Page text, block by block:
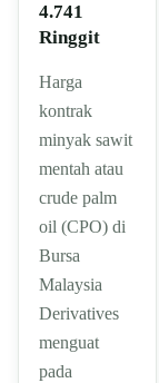
4.741
Ringgit
Harga
kontrak
minyak sawit
mentah atau
crude palm
oil (CPO) di
Bursa
Malaysia
Derivatives
menguat
pada